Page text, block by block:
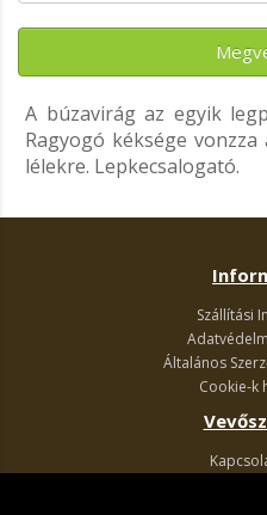
A búzavirág az egyik
Ragyogó kéksége
lélekre. Lepkecsalogató.
Szállítási
Általános
Cookie-k